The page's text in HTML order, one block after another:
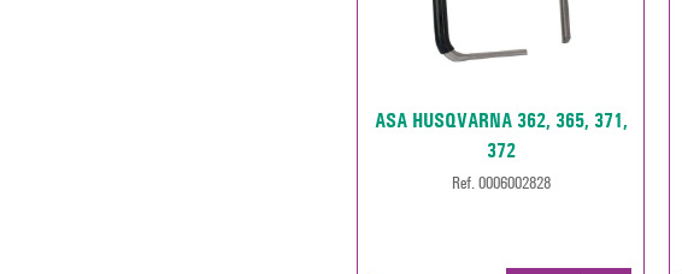
ASA HUSQVARNA 362, 365, 371,
372
Ref. 0006002828